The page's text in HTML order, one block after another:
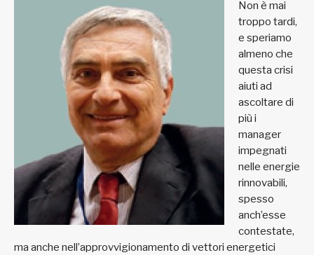
Non è mai
troppo tardi,
e speriamo
almeno che
questa crisi
aiuti ad
ascoltare di
più i
manager
impegnati
nelle energie
rinnovabili,
spesso
anch’esse
contestate,
ma anche nell’approvvigionamento di vettori energetici